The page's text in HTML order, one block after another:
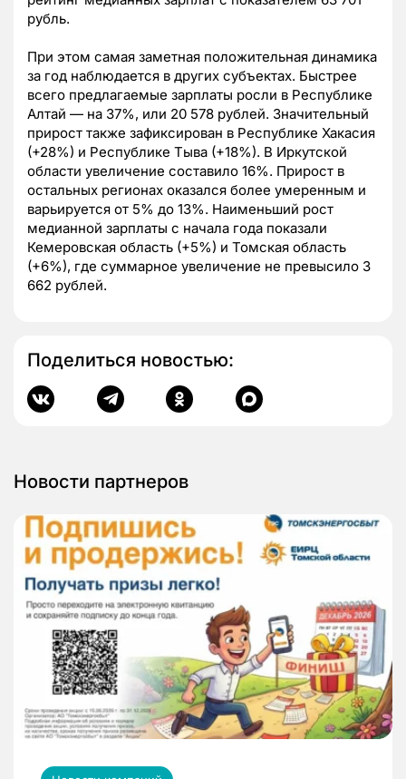
рубль.
При этом самая заметная положительная динамика
за год наблюдается в других субъектах. Быстрее
всего предлагаемые зарплаты росли в Республике
Алтай — на 37%, или 20 578 рублей. Значительный
прирост также зафиксирован в Республике Хакасия
(+28%) и Республике Тыва (+18%). В Иркутской
области увеличение составило 16%. Прирост в
остальных регионах оказался более умеренным и
варьируется от 5% до 13%. Наименьший рост
медианной зарплаты с начала года показали
Кемеровская область (+5%) и Томская область
(+6%), где суммарное увеличение не превысило 3
662 рублей.
Поделиться новостью:
Новости партнеров